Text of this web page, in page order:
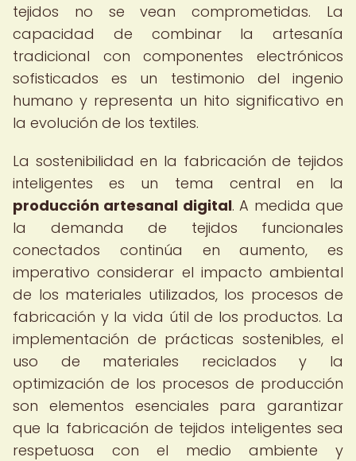
tejidos no se vean comprometidas. La
capacidad de combinar la artesanía
tradicional con componentes electrónicos
sofisticados es un testimonio del ingenio
humano y representa un hito significativo en
la evolución de los textiles.
La sostenibilidad en la fabricación de tejidos
inteligentes es un tema central en la
producción artesanal digital. A medida que
la demanda de tejidos funcionales
conectados continúa en aumento, es
imperativo considerar el impacto ambiental
de los materiales utilizados, los procesos de
fabricación y la vida útil de los productos. La
implementación de prácticas sostenibles, el
uso de materiales reciclados y la
optimización de los procesos de producción
son elementos esenciales para garantizar
que la fabricación de tejidos inteligentes sea
respetuosa con el medio ambiente y